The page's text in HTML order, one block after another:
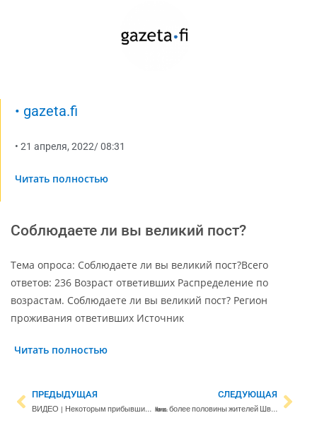
• gazeta.fi
• 21 апреля, 2022/08:31
Читать полностью
Соблюдаете ли вы великий пост?
Тема опроса: Соблюдаете ли вы великий пост?Всего
ответов: 236 Возраст ответивших Распределение по
возрастам. Соблюдаете ли вы великий пост? Регион
проживания ответивших Источник
Читать полностью
ПРЕДЫДУЩАЯ
ВИДЕО | Некоторым прибывшим через Россию беженцам пришлось ночевать на скамейках автовокзала. Сегодня туда завезли раскладушки
СЛЕДУЮЩАЯ
Novus: более половины жителей Швеции поддерживают вступление страны в НАТО